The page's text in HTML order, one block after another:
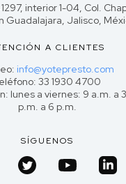
interior 1-04, Col.
Guadalajara, Jalisco,
A CLIENTES
info@yotepresto.com
33 1930 4700
lunes a viernes: 9 a.m. a
p.m. a 6 p.m.
SÍGUENOS